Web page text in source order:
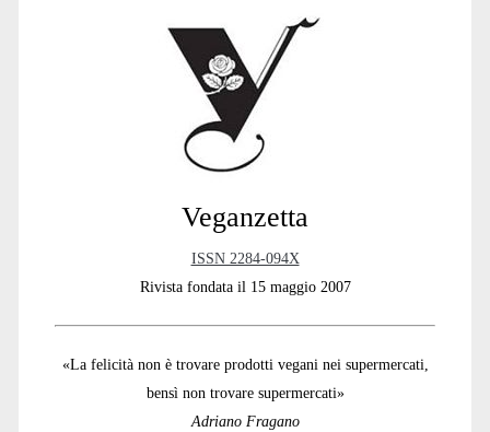
Veganzetta
ISSN 2284-094X
Rivista fondata il 15 maggio 2007
«La felicità non è trovare prodotti vegani nei supermercati,
bensì non trovare supermercati»
Adriano Fragano